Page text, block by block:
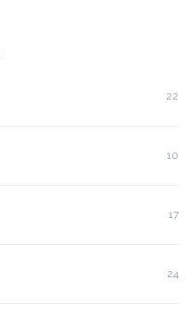
22
10
17
24